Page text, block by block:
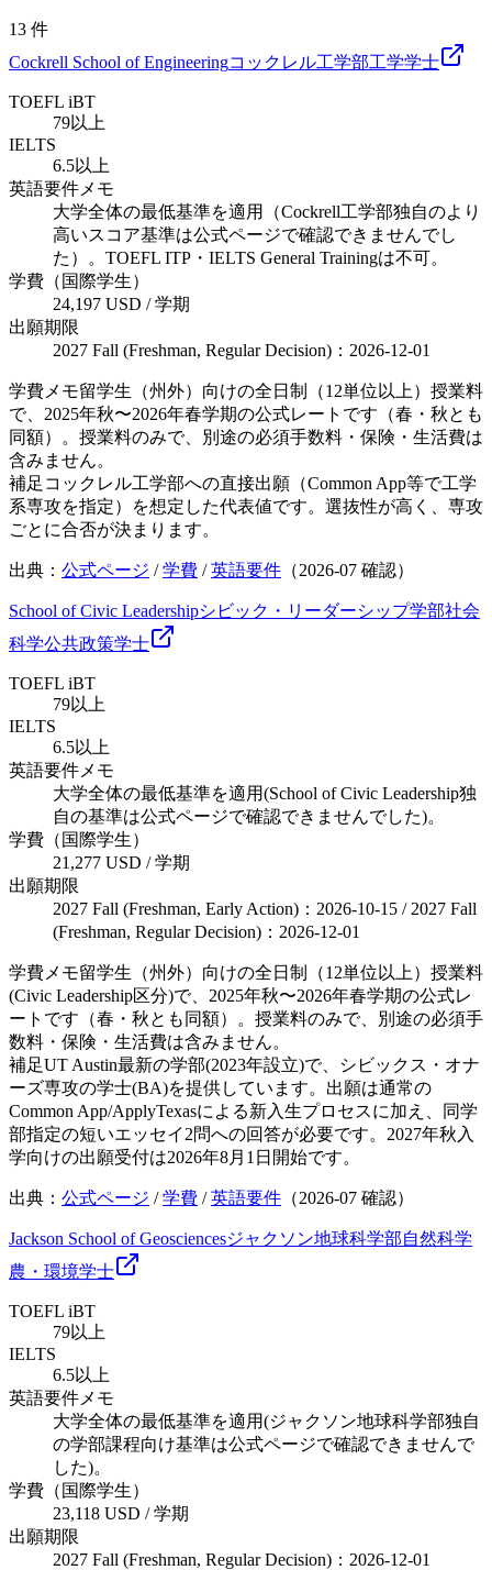
13 件
Cockrell School of Engineeringコックレル工学部工学学士
TOEFL iBT
79以上
IELTS
6.5以上
英語要件メモ
大学全体の最低基準を適用（Cockrell工学部独自のより
高いスコア基準は公式ページで確認できませんでし
た）。TOEFL ITP・IELTS General Trainingは不可。
学費（国際学生）
24,197 USD / 学期
出願期限
2027 Fall (Freshman, Regular Decision)：2026-12-01
学費メモ留学生（州外）向けの全日制（12単位以上）授業料
で、2025年秋〜2026年春学期の公式レートです（春・秋とも
同額）。授業料のみで、別途の必須手数料・保険・生活費は
含みません。
補足 コックレル工学部への直接出願（Common App等で工学
系専攻を指定）を想定した代表値です。選抜性が高く、専攻
ごとに合否が決まります。
出典： 公式ページ /学費 /英語要件 （2026-07 確認）
School of Civic Leadershipシビック・リーダーシップ学部社会
科学公共政策学士
TOEFL iBT
79以上
IELTS
6.5以上
英語要件メモ
大学全体の最低基準を適用(School of Civic Leadership独
自の基準は公式ページで確認できませんでした)。
学費（国際学生）
21,277 USD / 学期
出願期限
2027 Fall (Freshman, Early Action)：2026-10-15 / 2027 Fall
(Freshman, Regular Decision)：2026-12-01
学費メモ留学生（州外）向けの全日制（12単位以上）授業料
(Civic Leadership区分)で、2025年秋〜2026年春学期の公式レ
ートです（春・秋とも同額）。授業料のみで、別途の必須手
数料・保険・生活費は含みません。
補足UT Austin最新の学部(2023年設立)で、シビックス・オナ
ーズ専攻の学士(BA)を提供しています。出願は通常の
Common App/ApplyTexasによる新入生プロセスに加え、同学
部指定の短いエッセイ2問への回答が必要です。2027年秋入
学向けの出願受付は2026年8月1日開始です。
出典： 公式ページ /学費 /英語要件 （2026-07 確認）
Jackson School of Geosciencesジャクソン地球科学部自然科学
農・環境学士
TOEFL iBT
79以上
IELTS
6.5以上
英語要件メモ
大学全体の最低基準を適用(ジャクソン地球科学部独自
の学部課程向け基準は公式ページで確認できませんで
した)。
学費（国際学生）
23,118 USD / 学期
出願期限
2027 Fall (Freshman, Regular Decision)：2026-12-01